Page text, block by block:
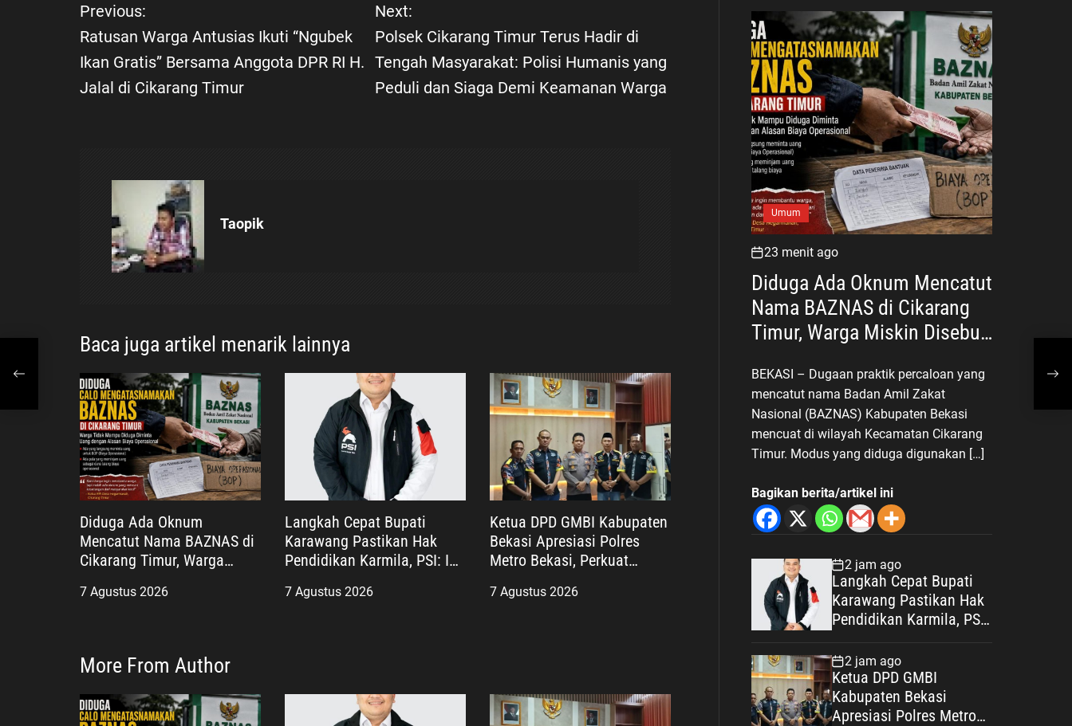
N
a
v
o
s
Previous:
Ratusan Warga Antusias Ikuti “Ngubek
Ikan Gratis” Bersama Anggota DPR RI H.
Jalal di Cikarang Timur
Next:
Polsek Cikarang Timur Terus Hadir di
Tengah Masyarakat: Polisi Humanis yang
Peduli dan Siaga Demi Keamanan Warga
Taopik
Baca juga artikel menarik lainnya
Diduga Ada Oknum
Mencatut Nama BAZNAS di
Cikarang Timur, Warga
Uang dengan Dalih Biaya
7 Agustus 2026
Langkah Cepat Bupati
Karawang Pastikan Hak
Pendidikan Karmila, PSI: Ini
yang Humanis
7 Agustus 2026
Ketua DPD GMBI Kabupaten
Bekasi Apresiasi Polres
Metro Bekasi, Perkuat
Kepolisian Demi Kamtibmas
7 Agustus 2026
More From Author
Umum
23 menit ago
Diduga Ada Oknum Mencatut
Nama BAZNAS di Cikarang
Timur, Warga Miskin Disebut
Biaya Operasional
BEKASI – Dugaan praktik percaloan yang
mencatut nama Badan Amil Zakat
Nasional (BAZNAS) Kabupaten Bekasi
mencuat di wilayah Kecamatan Cikarang
Timur. Modus yang diduga digunakan […]
Bagikan berita/artikel ini
2 jam ago
Langkah Cepat Bupati
Karawang Pastikan Hak
Pendidikan Karmila, PSI:
Publik yang Humanis
2 jam ago
Ketua DPD GMBI
Kabupaten Bekasi
Apresiasi Polres Metro
di